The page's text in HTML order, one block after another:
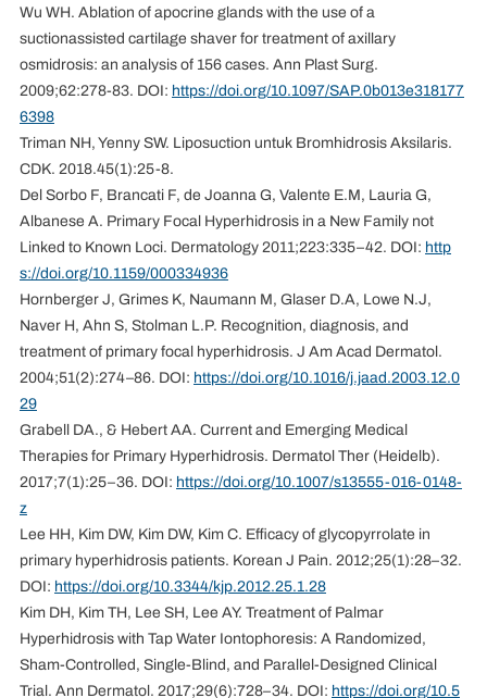
Wu WH. Ablation of apocrine glands with the use of a
suctionassisted cartilage shaver for treatment of axillary
osmidrosis: an analysis of 156 cases. Ann Plast Surg.
2009;62:278-83. DOI:https://doi.org/10.1097/SAP.0b013e318177
6398
Triman NH, Yenny SW. Liposuction untuk Bromhidrosis Aksilaris.
CDK. 2018.45(1):25-8.
Del Sorbo F, Brancati F, de Joanna G, Valente E.M, Lauria G,
Albanese A. Primary Focal Hyperhidrosis in a New Family not
Linked to Known Loci. Dermatology 2011;223:335–42. DOI:http
s://doi.org/10.1159/000334936
Hornberger J, Grimes K, Naumann M, Glaser D.A, Lowe N.J,
Naver H, Ahn S, Stolman L.P. Recognition, diagnosis, and
treatment of primary focal hyperhidrosis. J Am Acad Dermatol.
2004;51(2):274–86. DOI:https://doi.org/10.1016/j.jaad.2003.12.0
29
Grabell DA., & Hebert AA. Current and Emerging Medical
Therapies for Primary Hyperhidrosis. Dermatol Ther (Heidelb).
2017;7(1):25–36. DOI:https://doi.org/10.1007/s13555-016-0148-
z
Lee HH, Kim DW, Kim DW, Kim C. Efficacy of glycopyrrolate in
primary hyperhidrosis patients. Korean J Pain. 2012;25(1):28–32.
DOI:https://doi.org/10.3344/kjp.2012.25.1.28
Kim DH, Kim TH, Lee SH, Lee AY. Treatment of Palmar
Hyperhidrosis with Tap Water Iontophoresis: A Randomized,
Sham-Controlled, Single-Blind, and Parallel-Designed Clinical
Trial. Ann Dermatol. 2017;29(6):728–34. DOI:https://doi.org/10.5